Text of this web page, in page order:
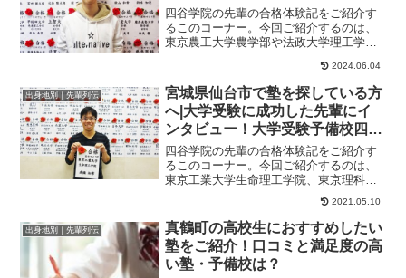
学院
四谷学院の先輩の合格体験記をご紹介す
るこのコーナー。今回ご紹介するのは、
東京農工大学農学部や法政大学理工学部
2024.06.04
出身地別｜先輩列伝
宮城県仙台市で塾を探している方
へ|大学受験に成功した先輩にイ
ンタビュー！大学受験予備校四谷
学院
四谷学院の先輩の合格体験記をご紹介す
るこのコーナー。今回ご紹介するのは、
東京工業大学生命理工学院、東京理科大
学工学部に合格したくんのストーリーで
2021.05.10
出身地別｜先輩列伝
真鶴町の高校生におすすめしたい
塾をご紹介！口コミと満足度の高
い塾・予備校は？